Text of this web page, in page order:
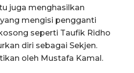
juga menghasilkan
mengisi pengganti
seperti Taufik Ridho
diri sebagai Sekjen.
oleh Mustafa Kamal.